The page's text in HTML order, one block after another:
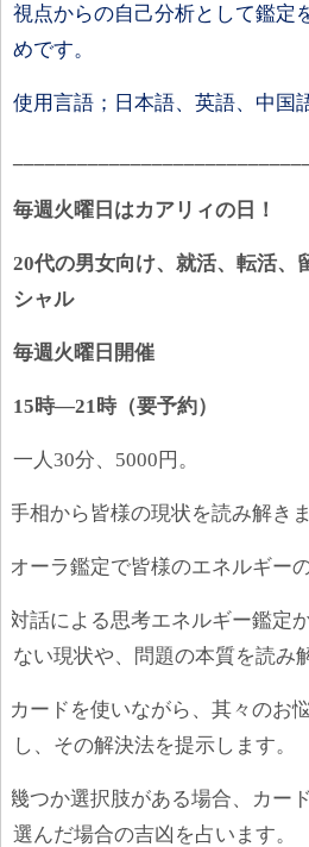
視点からの自己分析として鑑定
めです。
使用言語；日本語、英語、中国
毎週火曜日はカアリィの日！
20代の男女向け、就活、転活、
シャル
毎週火曜日開催
15時―21時（要予約）
一人30分、 5000 円。
手相から皆様の現状を読み解きま
オーラ鑑定で皆様のエネルギー
対話による思考エネルギー鑑定
ない現状や、問題の本質を読み
カードを使いながら、其々のお
し、その解決法を提示します。
幾つか選択肢がある場合、カー
選んだ場合の吉凶を占います。